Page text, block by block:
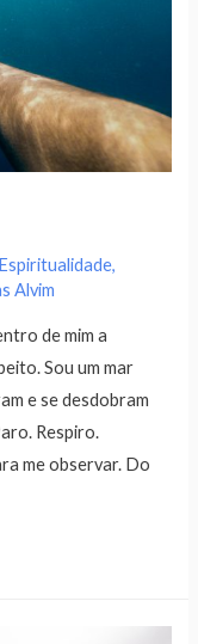
,
Alvim
de mim a
Sou um mar
e se desdobram
Respiro.
me observar. Do